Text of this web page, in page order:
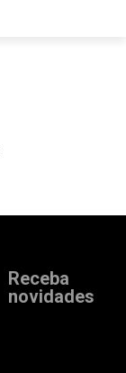
Receba
novidades